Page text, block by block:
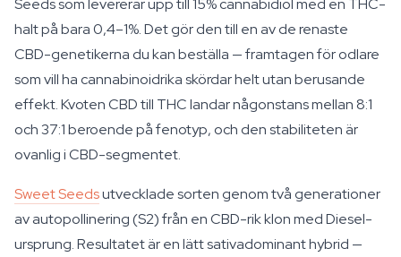
Seeds som levererar upp till 15% cannabidiol med en THC-
halt på bara 0,4–1%. Det gör den till en av de renaste
CBD-genetikerna du kan beställa — framtagen för odlare
som vill ha cannabinoidrika skördar helt utan berusande
effekt. Kvoten CBD till THC landar någonstans mellan 8:1
och 37:1 beroende på fenotyp, och den stabiliteten är
ovanlig i CBD-segmentet.
Sweet Seedsutvecklade sorten genom två generationer
av autopollinering (S2) från en CBD-rik klon med Diesel-
ursprung. Resultatet är en lätt sativadominant hybrid —